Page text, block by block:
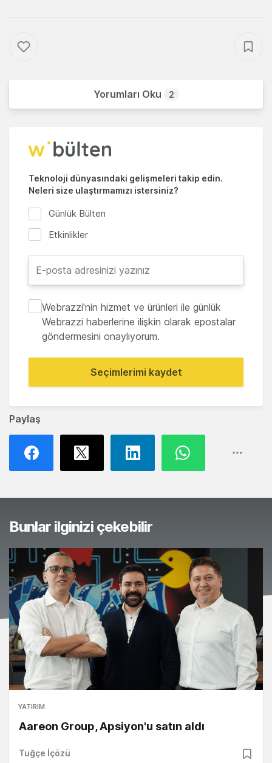
Paylaş
Yorumları Oku 2
Teknoloji dünyasındaki gelişmeleri takip edin.
Neleri size ulaştırmamızı istersiniz?
Günlük Bülten
Etkinlikler
Webrazzi'nin hizmet ve ürünleri ile günlük
Webrazzi haberlerine ilişkin olarak epostalar
göndermesini onaylıyorum.
Seçimlerimi kaydet
Bunlar ilginizi çekebilir
YATIRIM
Aareon Group, Apsiyon'u satın aldı
Tuğçe İçözü